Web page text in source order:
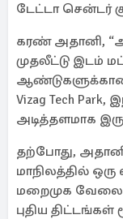
டேட்டா சென்டர்
கரண் அதானி,
முதலீட்டு இடம்
Vizag Tech Park,
அடித்தளமாக
தற்போது,
மாநிலத்தில் ஒரு
மறைமுக
புதிய